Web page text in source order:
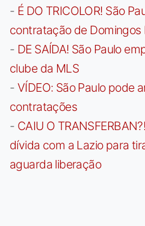
- É DO TRICOLOR! São
contratação de Domingos
- DE SAÍDA! São Paulo
clube da MLS
- VÍDEO: São Paulo pode
contratações
- CAIU O
dívida com a Lazio para
aguarda liberação